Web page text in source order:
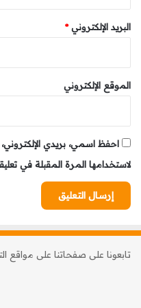
انتظارات المواطنين
داعية إلى مواصلة العمل
نسائية أكثر حضورا وتأثيرا.
قضايا المرأة وتعزيز
البريد الإلكتروني*
الموقع الإلكتروني
احفظ اسمي، بريدي
لاستخدامها المرة المقبلة في
تابعونا على صفحاتنا على مواقع